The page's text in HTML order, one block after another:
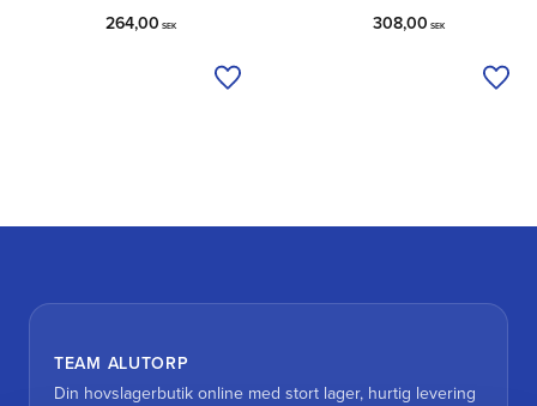
264,00 SEK
Tilføj til ønskeliste
308,00 SEK
TEAM ALUTORP
Din hovslagerbutik online med stort lager, hurtig levering